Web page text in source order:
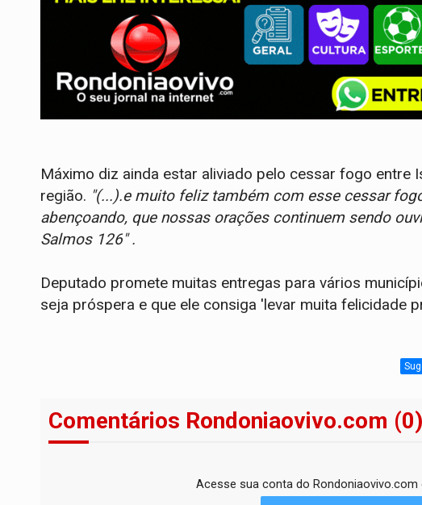
Máximo diz ainda estar aliviado pelo cessar fogo entre
região. "(...).e muito feliz também com esse cessar
abençoando, que nossas orações continuem sendo
Salmos 126" .
Deputado promete muitas entregas para vários
seja próspera e que ele consiga 'levar muita felicidade
Comentários Rondoniaovivo.com (0)
Acesse sua conta do